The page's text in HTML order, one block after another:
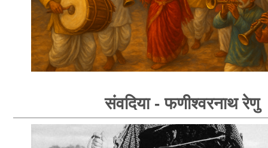
संवदिया - फणीश्वरनाथ रेणु